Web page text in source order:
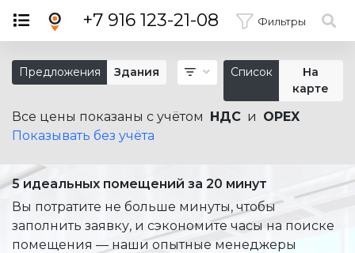
+7 916 123-21-08 Фильтры
×
Предложения Здания Список
На
карте
Все цены показаны с учётом НДС и OPEX
Показывать без учёта
5 идеальных помещений за 20 минут
Вы потратите не больше минуты, чтобы
заполнить заявку, и сэкономите часы на поиске
помещения — наши опытные менеджеры